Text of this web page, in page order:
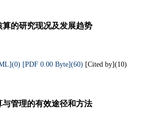
算的研究现况及发展趋势
[PDF 0.00 Byte](60) [Cited by](10)
与管理的有效途径和方法